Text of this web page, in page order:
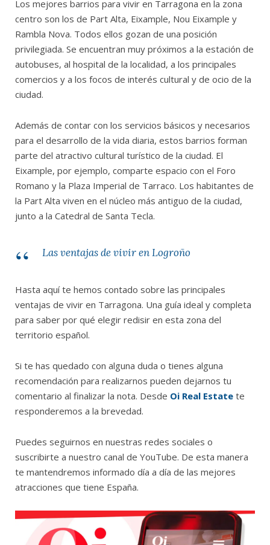
Los mejores barrios para vivir en Tarragona en la zona
centro son los de Part Alta, Eixample, Nou Eixample y
Rambla Nova. Todos ellos gozan de una posición
privilegiada. Se encuentran muy próximos a la estación de
autobuses, al hospital de la localidad, a los principales
comercios y a los focos de interés cultural y de ocio de la
ciudad.
Además de contar con los servicios básicos y necesarios
para el desarrollo de la vida diaria, estos barrios forman
parte del atractivo cultural turístico de la ciudad. El
Eixample, por ejemplo, comparte espacio con el Foro
Romano y la Plaza Imperial de Tarraco. Los habitantes de
la Part Alta viven en el núcleo más antiguo de la ciudad,
junto a la Catedral de Santa Tecla.
Las ventajas de vivir en Logroño
Hasta aquí te hemos contado sobre las principales
ventajas de vivir en Tarragona. Una guía ideal y completa
para saber por qué elegir redisir en esta zona del
territorio español.
Si te has quedado con alguna duda o tienes alguna
recomendación para realizarnos pueden dejarnos tu
comentario al finalizar la nota. Desde Oi Real Estate te
responderemos a la brevedad.
Puedes seguirnos en nuestras redes sociales o
suscribirte a nuestro canal de YouTube. De esta manera
te mantendremos informado día a día de las mejores
atracciones que tiene España.